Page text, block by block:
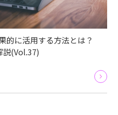
的に活用する方法とは？
説(Vol.37)